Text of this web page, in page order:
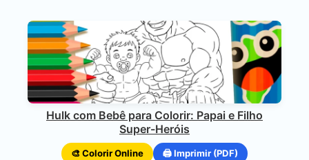
Hulk com Bebê para Colorir: Papai e Filho
Super-Heróis
🎨 Colorir Online 🖨️ Imprimir (PDF)